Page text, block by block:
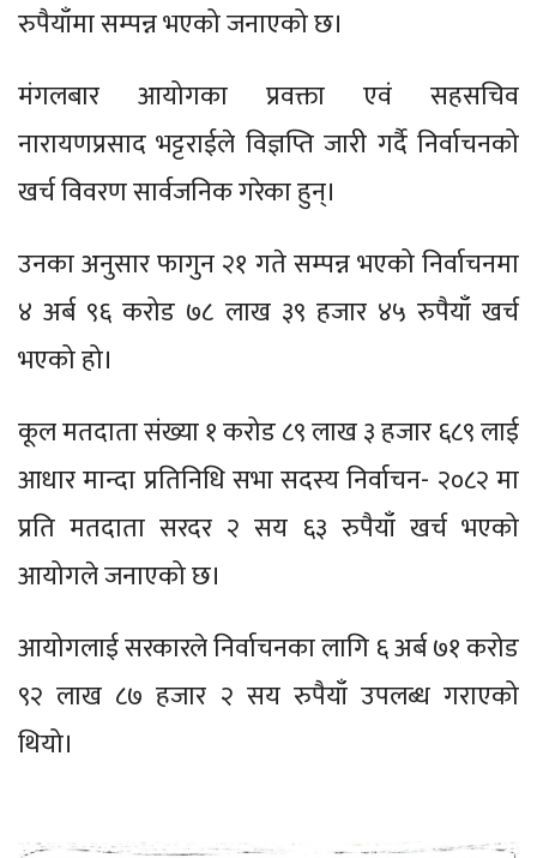
रुपैयाँमा सम्पन्न भएको जनाएको छ।
मंगलबार आयोगका प्रवक्ता एवं सहसचिव
नारायणप्रसाद भट्टराईले विज्ञप्ति जारी गर्दै निर्वाचनको
खर्च विवरण सार्वजनिक गरेका हुन्।
उनका अनुसार फागुन २१ गते सम्पन्न भएको निर्वाचनमा
४ अर्ब ९६ करोड ७८ लाख ३९ हजार ४५ रुपैयाँ खर्च
भएको हो।
कूल मतदाता संख्या १ करोड ८९ लाख ३ हजार ६८९ लाई
आधार मान्दा प्रतिनिधि सभा सदस्य निर्वाचन- २०८२ मा
प्रति मतदाता सरदर २ सय ६३ रुपैयाँ खर्च भएको
आयोगले जनाएको छ।
आयोगलाई सरकारले निर्वाचनका लागि ६ अर्ब ७१ करोड
९२ लाख ८७ हजार २ सय रुपैयाँ उपलब्ध गराएको
थियो।